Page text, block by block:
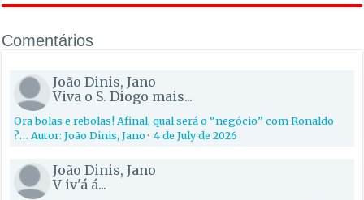
Comentários
João Dinis, Jano
Viva o S. Diogo mais...
Ora bolas e rebolas! Afinal, qual será o “negócio” com Ronaldo
?… Autor: João Dinis, Jano·4 de July de 2026
João Dinis, Jano
V iv'á á...